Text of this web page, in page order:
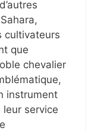
cultivateurs
que
chevalier
instrument
service